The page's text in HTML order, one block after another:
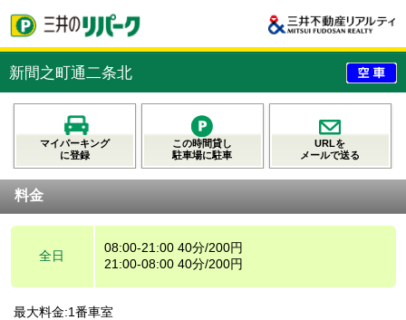
新間之町通二条北
マイパーキング
に登録
この時間貸し
駐車場に駐車
URLを
メールで送る
料金
全日
08:00-21:00 40分/200円
21:00-08:00 40分/200円
最大料金:1番車室